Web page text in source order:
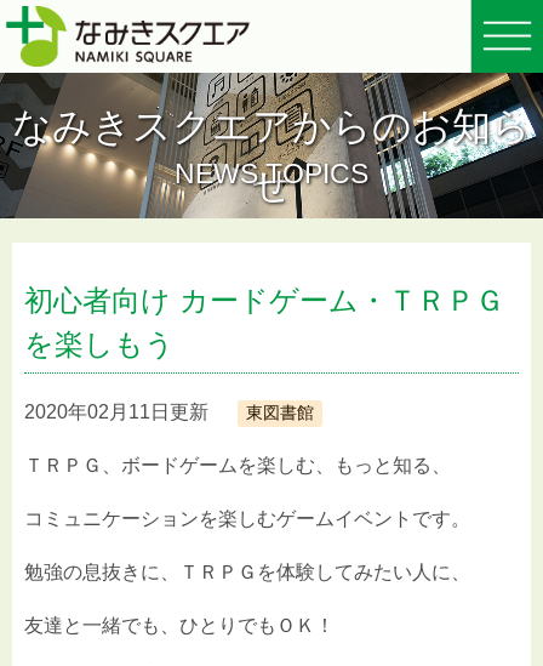
なみきスクエアからのお知ら
せ
NEWS TOPICS
初心者向け カードゲーム・ＴＲＰＧ
を楽しもう
2020年02月11日更新 東図書館
ＴＲＰＧ、ボードゲームを楽しむ、もっと知る、
コミュニケーションを楽しむゲームイベントです。
勉強の息抜きに、ＴＲＰＧを体験してみたい人に、
友達と一緒でも、ひとりでもＯＫ！